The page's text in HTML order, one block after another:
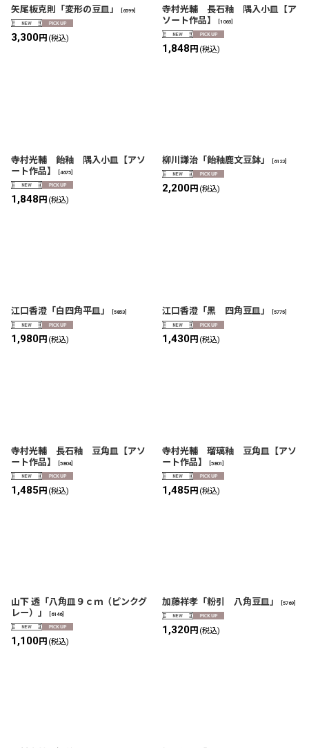
矢尾板克則「変形の豆皿」 6599
3,300円 (税込)
寺村光輔 長石釉 隅入小皿【ア
ソート作品】
1063
1,848 円 (税込)
寺村光輔 飴釉 隅入小皿【アソ
ート作品】
4675
1,848 円 (税込)
柳川謙治「飴釉鹿文豆鉢」 6122]
2,200円 (税込)
江口香澄「白四角平皿」 5853
1,980円 (税込)
江口香澄「黒 四角豆皿」 5775
1,430円 (税込)
寺村光輔 長石釉 豆角皿【アソ
ート作品】
5804]
1,485円 (税込)
寺村光輔 瑠璃釉 豆角皿【アソ
ート作品】
5801
1,485円 (税込)
山下 透「八角皿９ｃｍ（ピンクグ
レー）」
6146]
1,100円 (税込)
加藤祥孝「粉引 八角豆皿」 5769
1,320円 (税込)